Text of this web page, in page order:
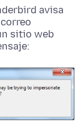
avisa
sitio web